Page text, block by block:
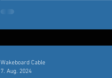
Wakeboard Cable
7. Aug. 2024